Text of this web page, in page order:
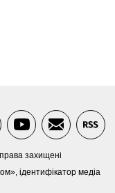
захищені
ідентифікатор медіа